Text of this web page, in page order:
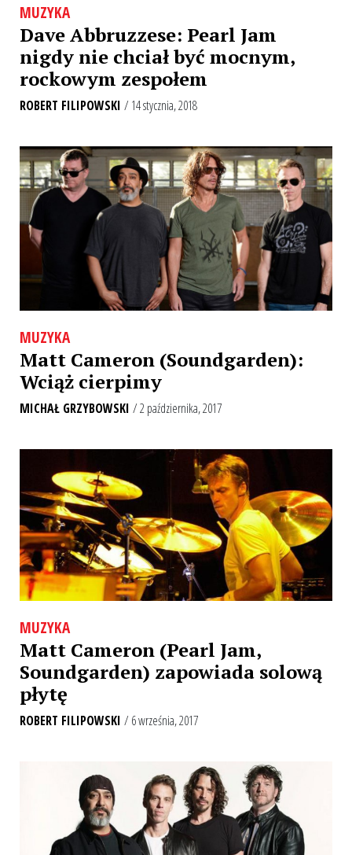
MUZYKA
Dave Abbruzzese: Pearl Jam
nigdy nie chciał być mocnym,
rockowym zespołem
ROBERT FILIPOWSKI / 14 stycznia, 2018
MUZYKA
Matt Cameron (Soundgarden):
Wciąż cierpimy
MICHAŁ GRZYBOWSKI / 2 października, 2017
MUZYKA
Matt Cameron (Pearl Jam,
Soundgarden) zapowiada solową
płytę
ROBERT FILIPOWSKI / 6 września, 2017